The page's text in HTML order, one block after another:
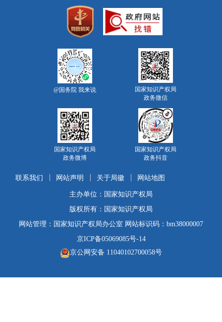
@国务院 我来说
国家知识产权局
政务微信
国家知识产权局
政务微博
国家知识产权局
政务抖音
联系我们 网站声明 关于局徽 网站地图
主办单位：国家知识产权局
版权所有：国家知识产权局
网站管理：国家知识产权局办公室 网站标识码：bm38000007
京ICP备05069085号-14
京公网安备 11040102700058号